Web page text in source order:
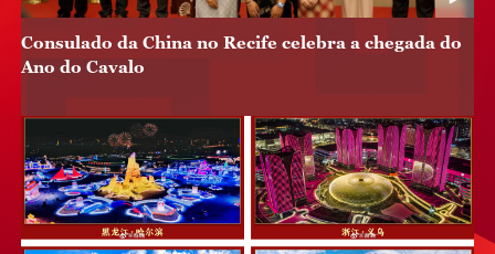
Consulado da China no Recife celebra a chegada do
Ano do Cavalo